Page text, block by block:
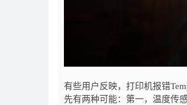
有些用户反映，打印机报错
先有两种可能：第一，温度传